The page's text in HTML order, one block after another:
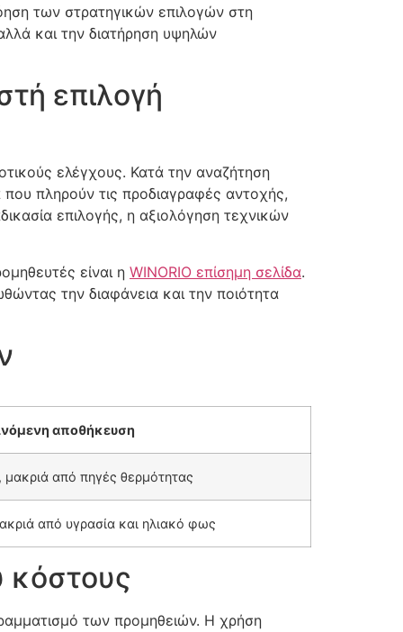
των στρατηγικών επιλογών στη
και την διατήρηση υψηλών
επιλογή
ελέγχους. Κατά την αναζήτηση
πληρούν τις προδιαγραφές αντοχής,
επιλογής, η αξιολόγηση τεχνικών
είναι η WINORIO επίσημη σελίδα.
την διαφάνεια και την ποιότητα
αποθήκευση
μακριά από πηγές θερμότητας
από υγρασία και ηλιακό φως
κόστους
των προμηθειών. Η χρήση